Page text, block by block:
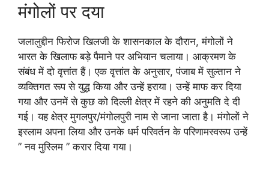
मंगोलों पर दया
जलालुद्दीन फिरोज खिलजी के शासनकाल के दौरान, मंगोलों ने
भारत के खिलाफ बड़े पैमाने पर अभियान चलाया। आक्रमण के
संबंध में दो वृत्तांत हैं। एक वृत्तांत के अनुसार, पंजाब में सुल्तान ने
व्यक्तिगत रूप से युद्ध किया और उन्हें हराया। उन्हें माफ कर दिया
गया और उनमें से कुछ को दिल्ली क्षेत्र में रहने की अनुमति दे दी
गई। यह क्षेत्र मुगलपुर/मंगोलपुरी नाम से जाना जाता है। मंगोलों ने
इस्लाम अपना लिया और उनके धर्म परिवर्तन के परिणामस्वरूप उन्हें
” नव मुस्लिम ” करार दिया गया।